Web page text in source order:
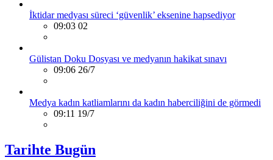
İktidar medyası süreci ‘güvenlik’ eksenine hapsediyor
09:03 02
Gülistan Doku Dosyası ve medyanın hakikat sınavı
09:06 26/7
Medya kadın katliamlarını da kadın haberciliğini de görmedi
09:11 19/7
Tarihte Bugün